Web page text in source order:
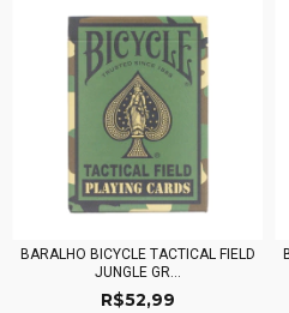
BARALHO BICYCLE TACTICAL FIELD
JUNGLE GR...
R$52,99